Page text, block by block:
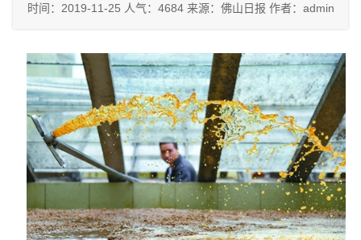
时间：2019-11-25 人气：4684 来源：佛山日报 作者：admin